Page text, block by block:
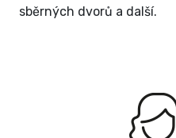
sběrných dvorů a další.